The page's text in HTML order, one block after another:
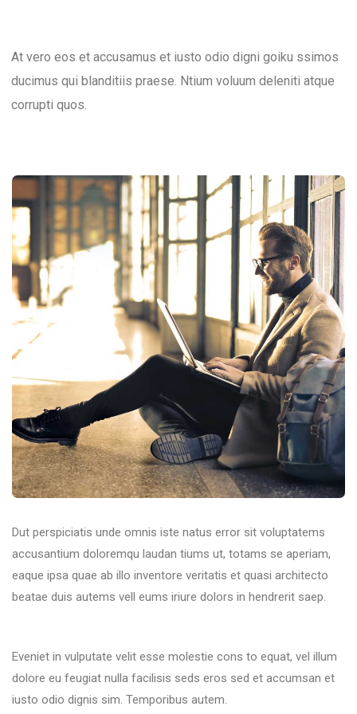
At vero eos et accusamus et iusto odio digni goiku ssimos
ducimus qui blanditiis praese. Ntium voluum deleniti atque
corrupti quos.
Dut perspiciatis unde omnis iste natus error sit voluptatems
accusantium doloremqu laudan tiums ut, totams se aperiam,
eaque ipsa quae ab illo inventore veritatis et quasi architecto
beatae duis autems vell eums iriure dolors in hendrerit saep.
Eveniet in vulputate velit esse molestie cons to equat, vel illum
dolore eu feugiat nulla facilisis seds eros sed et accumsan et
iusto odio dignis sim. Temporibus autem.